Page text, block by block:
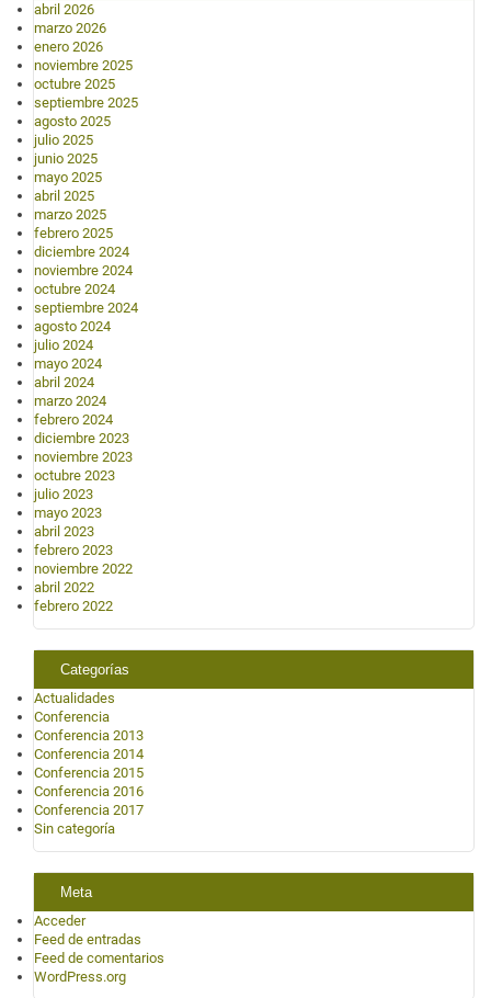
abril 2026
marzo 2026
enero 2026
noviembre 2025
octubre 2025
septiembre 2025
agosto 2025
julio 2025
junio 2025
mayo 2025
abril 2025
marzo 2025
febrero 2025
diciembre 2024
noviembre 2024
octubre 2024
septiembre 2024
agosto 2024
julio 2024
mayo 2024
abril 2024
marzo 2024
febrero 2024
diciembre 2023
noviembre 2023
octubre 2023
julio 2023
mayo 2023
abril 2023
febrero 2023
noviembre 2022
abril 2022
febrero 2022
Categorías
Actualidades
Conferencia
Conferencia 2013
Conferencia 2014
Conferencia 2015
Conferencia 2016
Conferencia 2017
Sin categoría
Meta
Acceder
Feed de entradas
Feed de comentarios
WordPress.org